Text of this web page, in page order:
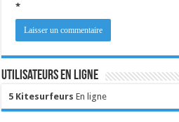
*
Utilisateurs en ligne
5 Kitesurfeurs En ligne